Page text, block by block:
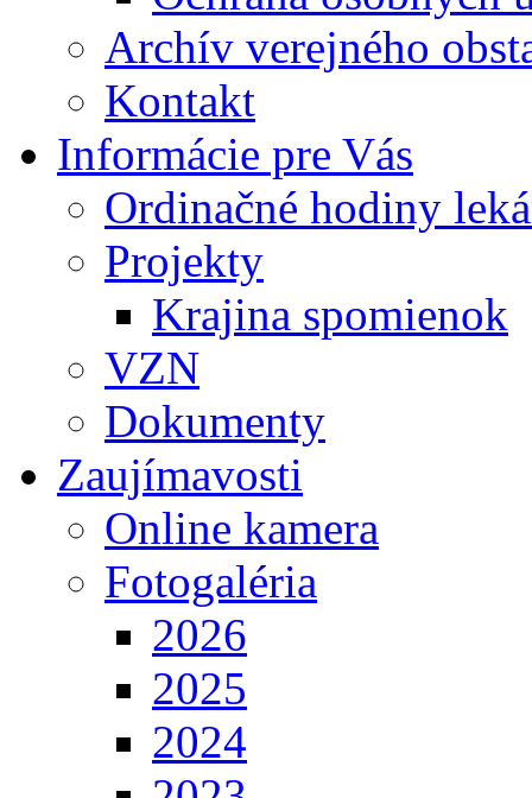
Archív verejného
Kontakt
Informácie pre Vás
Ordinačné hodiny
Projekty
Krajina spomienok
VZN
Dokumenty
Zaujímavosti
Online kamera
Fotogaléria
2026
2025
2024